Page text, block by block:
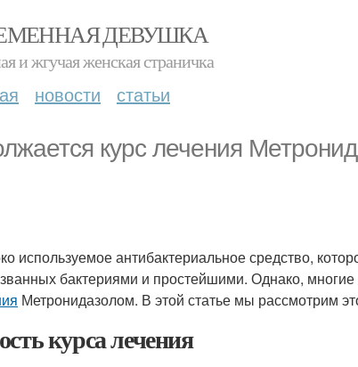
ДЕВУШКА
и жгучая женская страничка
новости статьи
курс лечения
используемое антибактериальное средство,
бактериями и простейшими. Однако,
Метронидазолом. В этой статье мы рассмотрим
курса лечения